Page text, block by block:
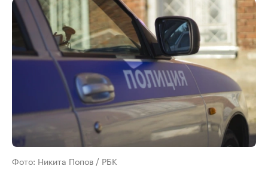
Фото: Никита Попов / РБК